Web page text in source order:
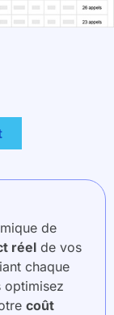
de
réel de vos
chaque
optimisez
coût